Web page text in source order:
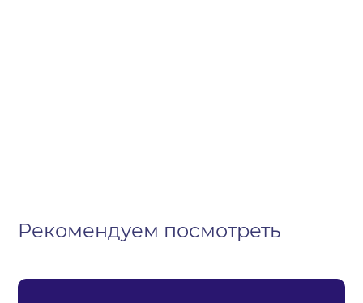
Рекомендуем посмотреть